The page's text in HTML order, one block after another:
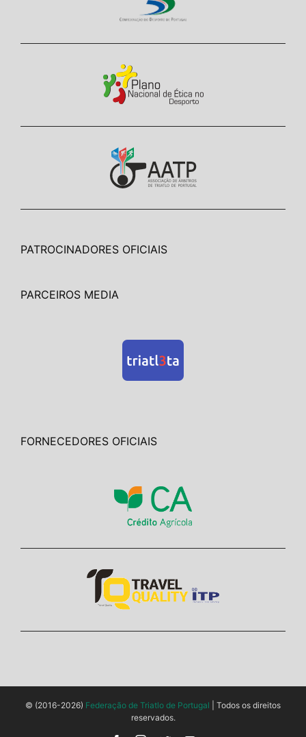
PATROCINADORES OFICIAIS
PARCEIROS MEDIA
FORNECEDORES OFICIAIS
© (2016-2026) Federação de Triatlo de Portugal | Todos os direitos
reservados.